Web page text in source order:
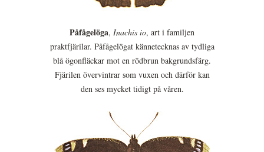
Påfågelöga, Inachis io, art i familjen
praktfjärilar. Påfågelögat kännetecknas av tydliga
blå ögonfläckar mot en rödbrun bakgrundsfärg.
Fjärilen övervintrar som vuxen och därför kan
den ses mycket tidigt på våren.